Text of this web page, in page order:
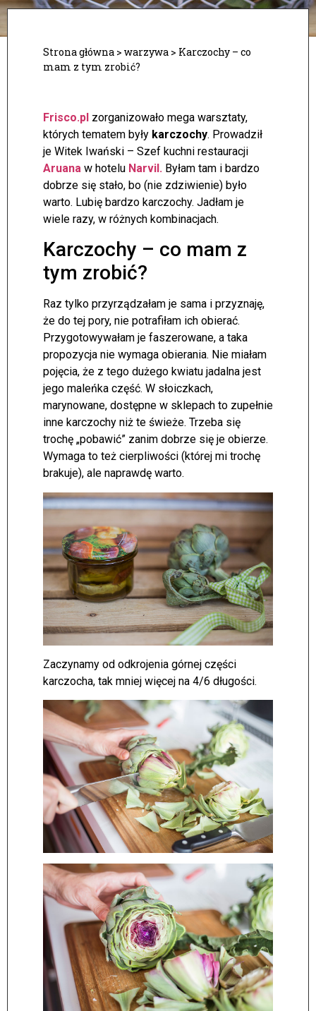
Strona główna > warzywa > Karczochy – co
mam z tym zrobić?
Frisco.pl zorganizowało mega warsztaty,
których tematem były karczochy. Prowadził
je Witek Iwański – Szef kuchni restauracji
Aruana w hotelu Narvil. Byłam tam i bardzo
dobrze się stało, bo (nie zdziwienie) było
warto. Lubię bardzo karczochy. Jadłam je
wiele razy, w różnych kombinacjach.
Karczochy – co mam z
tym zrobić?
Raz tylko przyrządzałam je sama i przyznaję,
że do tej pory, nie potrafiłam ich obierać.
Przygotowywałam je faszerowane, a taka
propozycja nie wymaga obierania. Nie miałam
pojęcia, że z tego dużego kwiatu jadalna jest
jego maleńka część. W słoiczkach,
marynowane, dostępne w sklepach to zupełnie
inne karczochy niż te świeże. Trzeba się
trochę „pobawić” zanim dobrze się je obierze.
Wymaga to też cierpliwości (której mi trochę
brakuje), ale naprawdę warto.
Zaczynamy od odkrojenia górnej części
karczocha, tak mniej więcej na 4/6 długości.